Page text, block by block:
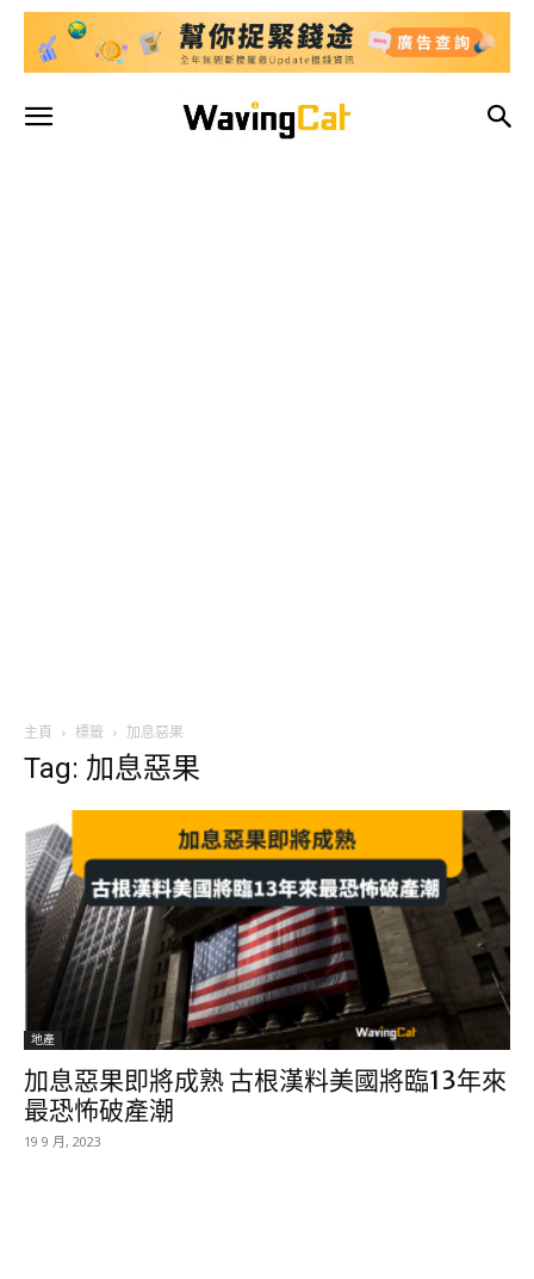
主頁 標籤 加息惡果
Tag: 加息惡果
地產
加息惡果即將成熟 古根漢料美國將臨13年來
最恐怖破產潮
19 9 月, 2023